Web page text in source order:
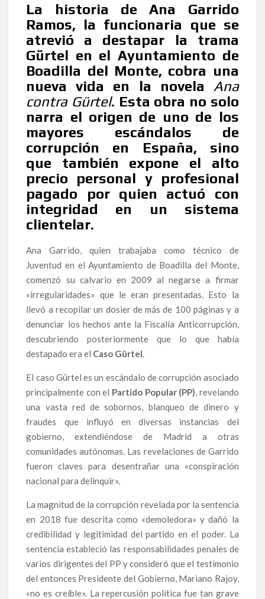
La historia de Ana Garrido
Ramos, la funcionaria que se
atrevió a destapar la trama
Gürtel en el Ayuntamiento de
Boadilla del Monte, cobra una
nueva vida en la novela Ana
contra Gürtel. Esta obra no solo
narra el origen de uno de los
mayores escándalos de
corrupción en España, sino
que también expone el alto
precio personal y profesional
pagado por quien actuó con
integridad en un sistema
clientelar.
Ana Garrido, quien trabajaba como técnico de
Juventud en el Ayuntamiento de Boadilla del Monte,
comenzó su calvario en 2009 al negarse a firmar
«irregularidades» que le eran presentadas. Esto la
llevó a recopilar un dosier de más de 100 páginas y a
denunciar los hechos ante la Fiscalía Anticorrupción,
descubriendo posteriormente que lo que había
destapado era el Caso Gürtel.
El caso Gürtel es un escándalo de corrupción asociado
principalmente con el Partido Popular (PP), revelando
una vasta red de sobornos, blanqueo de dinero y
fraudes que influyó en diversas instancias del
gobierno, extendiéndose de Madrid a otras
comunidades autónomas. Las revelaciones de Garrido
fueron claves para desentrañar una «conspiración
nacional para delinquir».
La magnitud de la corrupción revelada por la sentencia
en 2018 fue descrita como «demoledora» y dañó la
credibilidad y legitimidad del partido en el poder. La
sentencia estableció las responsabilidades penales de
varios dirigentes del PP y consideró que el testimonio
del entonces Presidente del Gobierno, Mariano Rajoy,
«no es creíble». La repercusión política fue tan grave